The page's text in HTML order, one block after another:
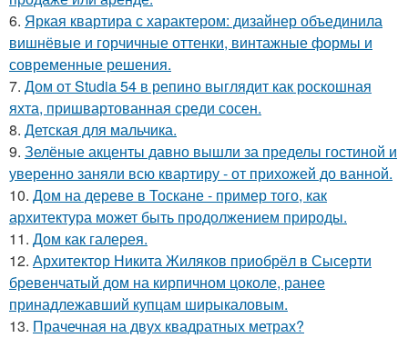
6. Яркая квартира с характером: дизайнер объединила
вишнёвые и горчичные оттенки, винтажные формы и
современные решения.
7. Дом от Studia 54 в репино выглядит как роскошная
яхта, пришвартованная среди сосен.
8. Детская для мальчика.
9. Зелёные акценты давно вышли за пределы гостиной и
уверенно заняли всю квартиру - от прихожей до ванной.
10. Дом на дереве в Тоскане - пример того, как
архитектура может быть продолжением природы.
11. Дом как галерея.
12. Архитектор Никита Жиляков приобрёл в Сысерти
бревенчатый дом на кирпичном цоколе, ранее
принадлежавший купцам ширыкаловым.
13. Прачечная на двух квадратных метрах?